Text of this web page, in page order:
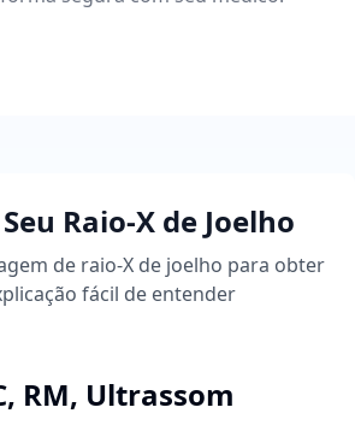
Raio-X de Joelho
de raio-X de joelho para obter
fácil de entender
RM, Ultrassom